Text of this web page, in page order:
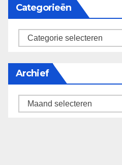
Categorieën
categorieën
Archief
Archief